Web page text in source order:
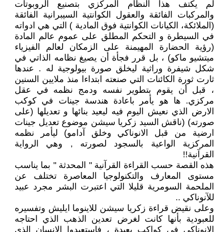
لم يكتف هذا النظام المركزي بتصنيع الروبوتات
والمركبات الفائقة والعقول الكوانتية السيبرانية الفائقة
(الملائكة، الكيانات الكوانتية فوق المادية ) التي هي ادواته
في السيطرة و التحكم المطلق على عموم عالم المادة
(رؤية الحضارة المهيمنة على الزمكان لعالم الفيزياء
ميتشيو ماكو) ، بل قرر فجأة أن يصيغ نظامه الذاتي في
شكل شيفرة وراثية ليخلق صورة بيولوجية له . عندها
ثارت ثورة الكائنات التي صنعته ابتداءا منذ ملايين السنين
، قبل أن يقوم بتطوير نفسه ودمج نظمه في عقل
مركزي. ها هو يأمر باعادة هندسة جينات في كوكب
الارض الذي نعيش اليوم فيه ليعيد بنائها و تعديلها (على
صورته) (ناقش السيد زكريا سيشن موضوع تعديل جينات
ارضية من قبل الانوناكي وخلق آدامو) ليأمر نظمه
المركزية الواعية بالسجود لصورته , وهي الرواية
القرآنية!!
هذه القصة حسب القراءة القرآنية " المحدثة " بما يناسب
مستوى المعارف والتكنولوجيا المعاصرة تختلف عن
الملحمة السومرية قليلا التي اعتبرت البشر مجرد عبيد
للآنوناكي ..
وعلى نقيض قراءة زكريا سيشن للاينوما ايليش وتفسيره
للعبودية بأنها كانت لغرض تعدين الذهب الذي احتاجه
الانوناكي في كواكب بعيدة ، فاستعبدوا الانسان الذي